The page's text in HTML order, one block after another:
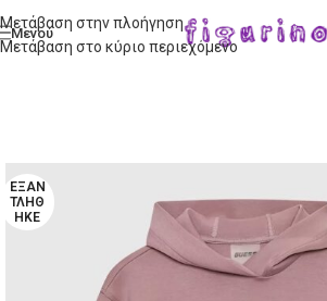
Μετάβαση στην πλοήγηση
Μετάβαση στο κύριο περιεχόμενο
Μενού
ΕΞΑΝ
ΤΛΉΘ
ΗΚΕ